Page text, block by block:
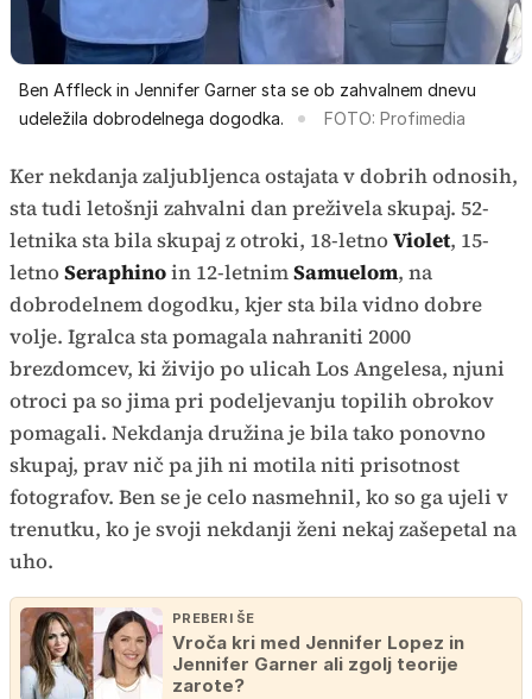
Ben Affleck in Jennifer Garner sta se ob zahvalnem dnevu
udeležila dobrodelnega dogodka.
FOTO: Profimedia
Ker nekdanja zaljubljenca ostajata v dobrih odnosih,
sta tudi letošnji zahvalni dan preživela skupaj. 52-
letnika sta bila skupaj z otroki, 18-letnoViolet, 15-
letnoSeraphinoin 12-letnimSamuelom, na
dobrodelnem dogodku, kjer sta bila vidno dobre
volje. Igralca sta pomagala nahraniti 2000
brezdomcev, ki živijo po ulicah Los Angelesa, njuni
otroci pa so jima pri podeljevanju topilih obrokov
pomagali. Nekdanja družina je bila tako ponovno
skupaj, prav nič pa jih ni motila niti prisotnost
fotografov. Ben se je celo nasmehnil, ko so ga ujeli v
trenutku, ko je svoji nekdanji ženi nekaj zašepetal na
uho.
PREBERI ŠE
Vroča kri med Jennifer Lopez in
Jennifer Garner ali zgolj teorije
zarote?